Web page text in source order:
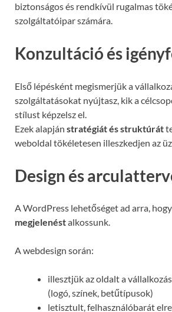
biztonságos és rendkívül rugalmas
szolgáltatóipar számára.
Konzultáció és
Első lépésként megismerjük a
szolgáltatásokat nyújtasz, kik a
stílust képzelsz el.
Ezek alapján stratégiát és struktúrát
weboldal tökéletesen illeszkedjen az
Design és
A WordPress lehetőséget ad arra, hogy
megjelenéstalkossunk.
A webdesign során:
illesztjük az oldalt a
(logó, színek, betűtípusok)
letisztult, felhasználóbarát